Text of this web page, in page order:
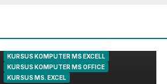
KURSUS KOMPUTER MS EXCELL
KURSUS KOMPUTER MS OFFICE
KURSUS MS. EXCEL